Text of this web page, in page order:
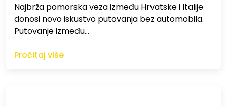
Najbrža pomorska veza između Hrvatske i Italije
donosi novo iskustvo putovanja bez automobila.
Putovanje između…
Pročitaj više